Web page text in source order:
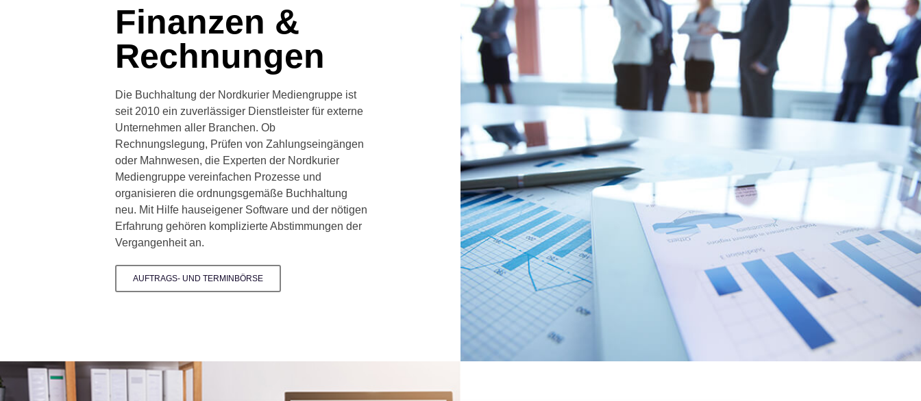
Finanzen &
Rechnungen
Die Buchhaltung der Nordkurier Mediengruppe ist
seit 2010 ein zuverlässiger Dienstleister für externe
Unternehmen aller Branchen. Ob
Rechnungslegung, Prüfen von Zahlungseingängen
oder Mahnwesen, die Experten der Nordkurier
Mediengruppe vereinfachen Prozesse und
organisieren die ordnungsgemäße Buchhaltung
neu. Mit Hilfe hauseigener Software und der nötigen
Erfahrung gehören komplizierte Abstimmungen der
Vergangenheit an.
AUFTRAGS- UND TERMINBÖRSE